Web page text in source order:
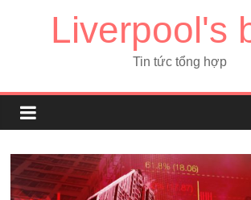
Liverpool's
Tin tức tổng hợp